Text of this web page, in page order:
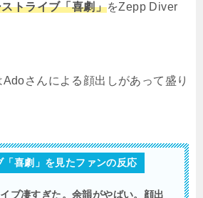
トライブ「喜劇」をZepp Diver
さんによる顔出しがあって盛り
喜劇」を見たファンの反応
ブ凄すぎた。余韻がやばい。顔出